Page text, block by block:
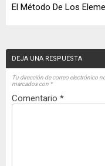
El Método De Los
DEJA UNA RESPUESTA
Tu dirección de correo electrónico
marcados con *
Comentario *